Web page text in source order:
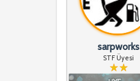
sarpworks
STF Üyesi